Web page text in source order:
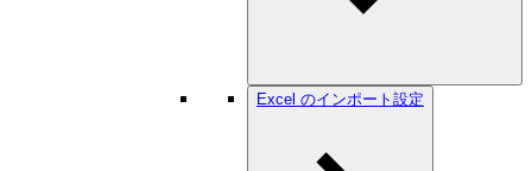
Excel のインポート設定